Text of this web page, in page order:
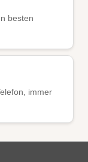
besten
immer